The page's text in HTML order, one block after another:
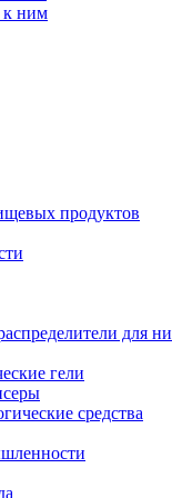
к ним
продуктов
для
гели
средства